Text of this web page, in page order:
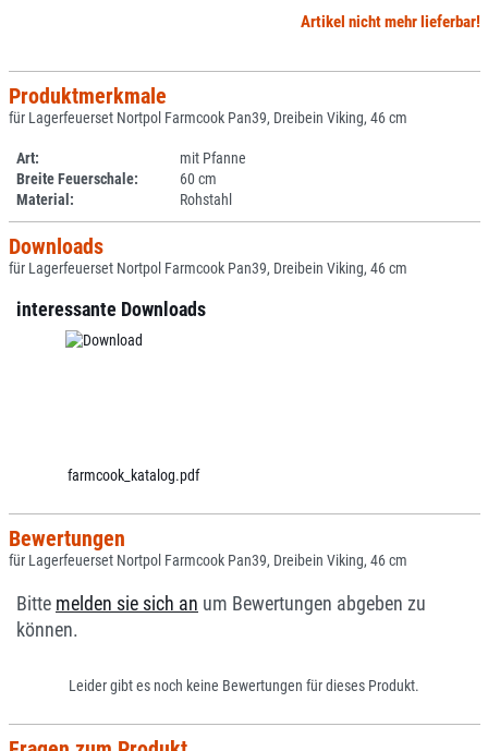
Artikel nicht mehr lieferbar!
Produktmerkmale
für Lagerfeuerset Nortpol Farmcook Pan39, Dreibein Viking, 46 cm
Art:
mit Pfanne
Breite Feuerschale:
60 cm
Material:
Rohstahl
Downloads
für Lagerfeuerset Nortpol Farmcook Pan39, Dreibein Viking, 46 cm
interessante Downloads
farmcook_katalog.pdf
Bewertungen
für Lagerfeuerset Nortpol Farmcook Pan39, Dreibein Viking, 46 cm
Bitte melden sie sich an um Bewertungen abgeben zu
können.
Leider gibt es noch keine Bewertungen für dieses Produkt.